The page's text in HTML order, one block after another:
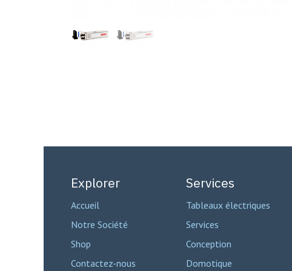
Explorer
Accueil
Notre Société
Shop
Contactez-nous
Services
Tableaux électriques
Services
Conception
Domotique